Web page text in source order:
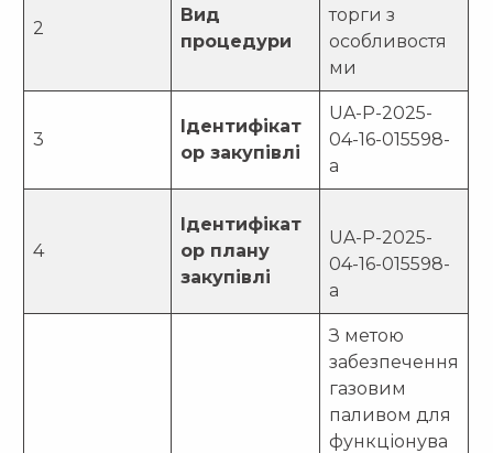
2
Вид
процедури
торги з
особливостя
ми
3
Ідентифікат
ор закупівлі
UA-P-2025-
04-16-015598-
a
4
Ідентифікат
ор плану
закупівлі
UA-P-2025-
04-16-015598-
a
З метою
забезпечення
газовим
паливом для
функціонува